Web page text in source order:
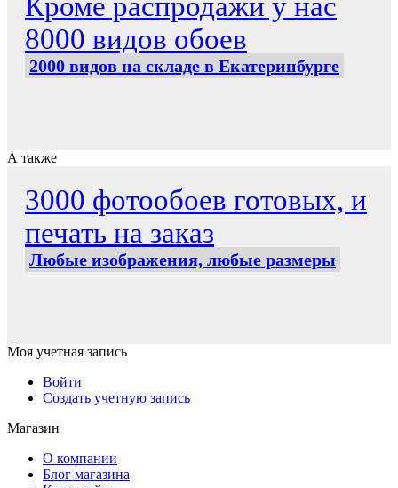
8000 видов обоев
2000 видов на складе в Екатеринбурге
А также
3000 фотообоев готовых, и
печать на заказ
Любые изображения, любые размеры
Моя учетная запись
Войти
Создать учетную запись
Магазин
О компании
Блог магазина